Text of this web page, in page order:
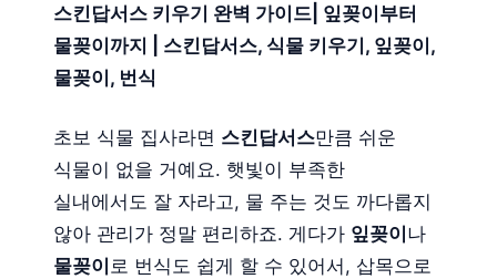
스킨답서스 키우기 완벽 가이드| 잎꽂이부터
물꽂이까지 | 스킨답서스, 식물 키우기, 잎꽂이,
물꽂이, 번식
초보 식물 집사라면 스킨답서스만큼 쉬운
식물이 없을 거예요. 햇빛이 부족한
실내에서도 잘 자라고, 물 주는 것도 까다롭지
않아 관리가 정말 편리하죠. 게다가 잎꽂이 나
물꽂이 로 번식도 쉽게 할 수 있어서, 삽목으로